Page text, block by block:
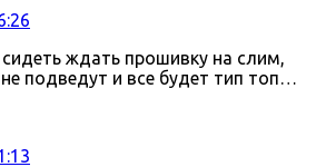
ждать прошивку на слим,
подведут и все будет тип топ…